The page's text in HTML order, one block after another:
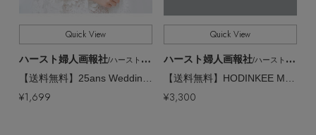
Quick View
ハースト婦人画報社/ハーストフジンガホウシャ
¥1,699
Quick View
ハースト婦人画報社/ハーストフジンガホウシャ
¥3,300